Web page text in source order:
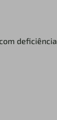
deficiência